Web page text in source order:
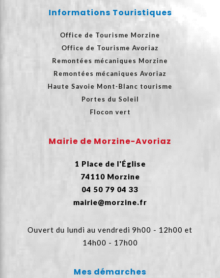
Informations Touristiques
Office de Tourisme Morzine
Office de Tourisme Avoriaz
Remontées mécaniques Morzine
Remontées mécaniques Avoriaz
Haute Savoie Mont-Blanc tourisme
Portes du Soleil
Flocon vert
Mairie de Morzine-Avoriaz
1 Place de l'Église
74110 Morzine
04 50 79 04 33
mairie@morzine.fr
Ouvert du lundi au vendredi 9h00 - 12h00 et
14h00 - 17h00
Mes démarches